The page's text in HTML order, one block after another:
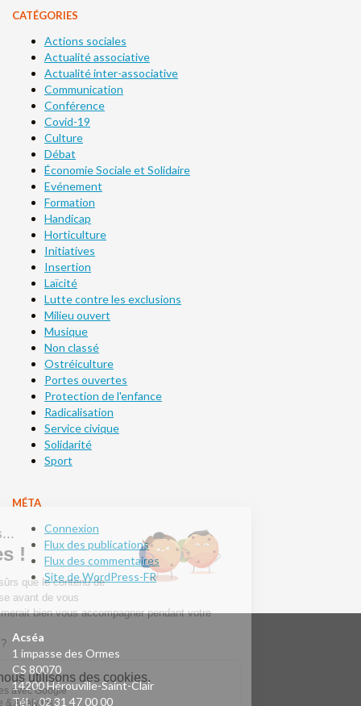
CATÉGORIES
Actions sociales
Actualité associative
Actualité inter-associative
Communication
Conférence
Covid-19
Culture
Débat
Économie Sociale et Solidaire
Evénement
Formation
Handicap
Horticulture
Initiatives
Insertion
Laïcité
Lutte contre les exclusions
Milieu ouvert
Musique
Non classé
Ostréiculture
Portes ouvertes
Protection de l'enfance
Radicalisation
Service civique
Solidarité
Sport
MÉTA
Connexion
Flux des publications
Flux des commentaires
Site de WordPress-FR
Acséa
1 impasse des Ormes
CS 80070
14200 Hérouville-Saint-Clair
Tél. : 02 31 47 00 00